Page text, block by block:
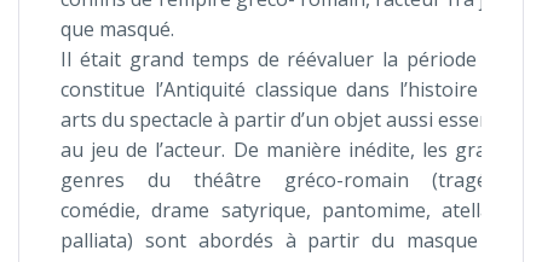
que masqué.
Il était grand temps de réévaluer la période que
constitue l’Antiquité classique dans l’histoire des
arts du spectacle à partir d’un objet aussi essentiel
au jeu de l’acteur. De manière inédite, les grands
genres du théâtre gréco-romain (tragédie,
comédie, drame satyrique, pantomime, atellane,
palliata) sont abordés à partir du masque lui-